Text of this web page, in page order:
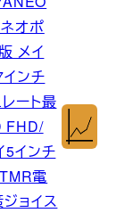
オポ
メイ
ンチ
ート最
FHD/
5インチ
電
ョイス